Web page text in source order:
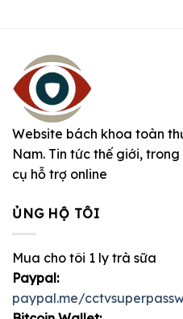
Website bách khoa toàn
Nam. Tin tức thế giới, trong
cụ hỗ trợ online
ỦNG HỘ TÔI
Mua cho tôi 1 ly trà sữa
Paypal:
paypal.me/